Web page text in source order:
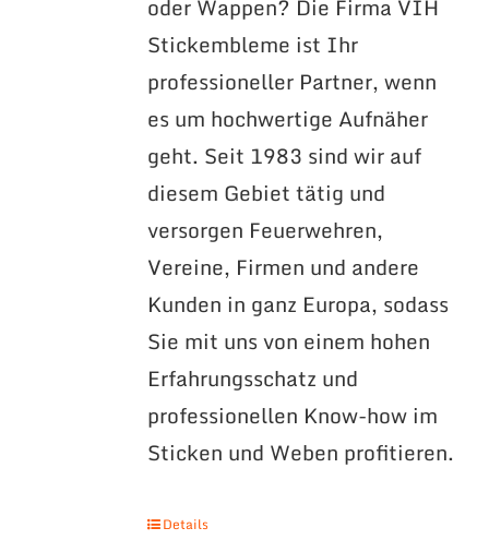
oder Wappen? Die Firma VIH
Stickembleme ist Ihr
professioneller Partner, wenn
es um hochwertige Aufnäher
geht. Seit 1983 sind wir auf
diesem Gebiet tätig und
versorgen Feuerwehren,
Vereine, Firmen und andere
Kunden in ganz Europa, sodass
Sie mit uns von einem hohen
Erfahrungsschatz und
professionellen Know-how im
Sticken und Weben profitieren.
Details